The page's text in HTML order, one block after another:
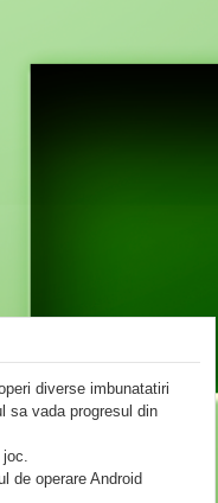
diverse imbunatatiri
sa vada progresul din
de operare Android